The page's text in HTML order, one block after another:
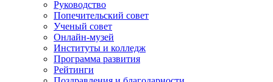
Руководство
Попечительский совет
Ученый совет
Онлайн-музей
Институты и колледж
Программа развития
Рейтинги